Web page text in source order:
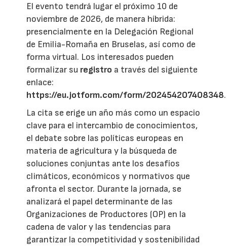
El evento tendrá lugar el próximo 10 de
noviembre de 2026, de manera híbrida:
presencialmente en la Delegación Regional
de Emilia-Romaña en Bruselas, así como de
forma virtual. Los interesados pueden
formalizar su registro a través del siguiente
enlace:
https://eu.jotform.com/form/202454207408348.
La cita se erige un año más como un espacio
clave para el intercambio de conocimientos,
el debate sobre las políticas europeas en
materia de agricultura y la búsqueda de
soluciones conjuntas ante los desafíos
climáticos, económicos y normativos que
afronta el sector. Durante la jornada, se
analizará el papel determinante de las
Organizaciones de Productores (OP) en la
cadena de valor y las tendencias para
garantizar la competitividad y sostenibilidad